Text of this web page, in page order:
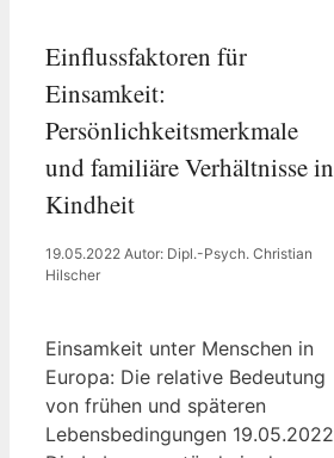
Einflussfaktoren für
Einsamkeit:
Persönlichkeitsmerkmale
und familiäre Verhältnisse in
Kindheit
19.05.2022 Autor: Dipl.-Psych. Christian
Hilscher
Einsamkeit unter Menschen in
Europa: Die relative Bedeutung
von frühen und späteren
Lebensbedingungen 19.05.2022